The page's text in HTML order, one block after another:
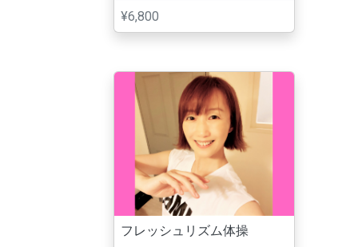
¥6,800
フレッシュリズム体操